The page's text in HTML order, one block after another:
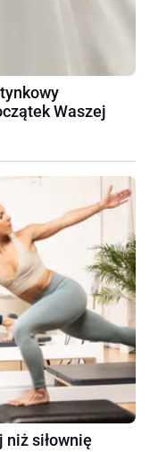
Waszej
siłownię